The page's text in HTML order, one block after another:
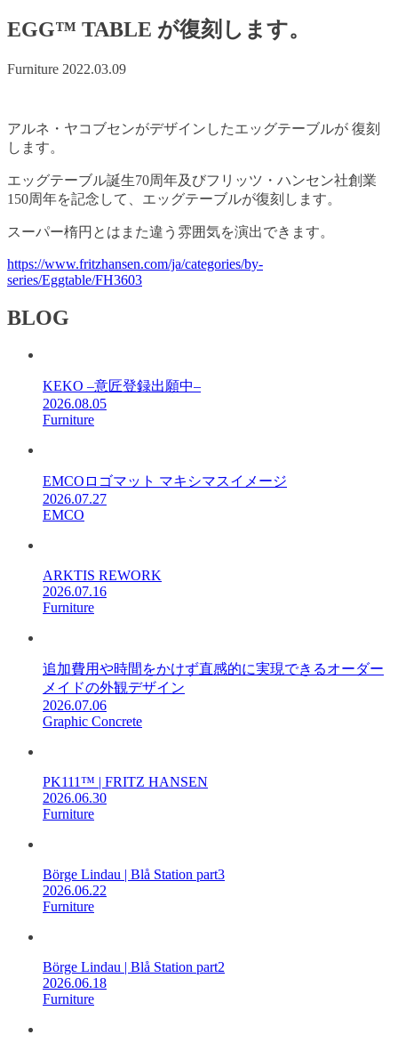
EGG™ TABLE が復刻します。
Furniture 2022.03.09
アルネ・ヤコブセンがデザインしたエッグテーブルが 復刻
します。
エッグテーブル誕生70周年及びフリッツ・ハンセン社創業
150周年を記念して、エッグテーブルが復刻します。
スーパー楕円とはまた違う雰囲気を演出できます。
https://www.fritzhansen.com/ja/categories/by-
series/Eggtable/FH3603
BLOG
KEKO –意匠登録出願中–
2026.08.05
Furniture
EMCOロゴマット マキシマスイメージ
2026.07.27
EMCO
ARKTIS REWORK
2026.07.16
Furniture
追加費用や時間をかけず直感的に実現できるオーダー
メイドの外観デザイン
2026.07.06
Graphic Concrete
PK111™ | FRITZ HANSEN
2026.06.30
Furniture
Börge Lindau | Blå Station part3
2026.06.22
Furniture
Börge Lindau | Blå Station part2
2026.06.18
Furniture